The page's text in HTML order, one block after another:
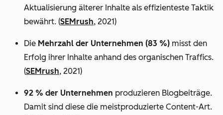
Aktualisierung älterer Inhalte als effizienteste Taktik
bewährt. (SEMrush, 2021)
Die Mehrzahl der Unternehmen (83 %) misst den
Erfolg ihrer Inhalte anhand des organischen Traffics.
(SEMrush, 2021)
92 % der Unternehmen produzieren Blogbeiträge.
Damit sind diese die meistproduzierte Content-Art.